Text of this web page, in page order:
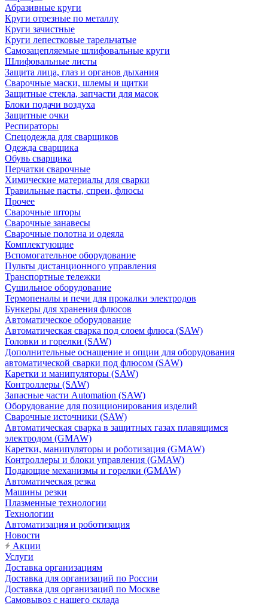
Абразивные круги
Круги отрезные по металлу
Круги зачистные
Круги лепестковые тарельчатые
Самозацепляемые шлифовальные круги
Шлифовальные листы
Защита лица, глаз и органов дыхания
Сварочные маски, шлемы и щитки
Защитные стекла, запчасти для масок
Блоки подачи воздуха
Защитные очки
Респираторы
Спецодежда для сварщиков
Одежда сварщика
Обувь сварщика
Перчатки сварочные
Химические материалы для сварки
Травильные пасты, спреи, флюсы
Прочее
Сварочные шторы
Сварочные занавесы
Сварочные полотна и одеяла
Комплектующие
Вспомогательное оборудование
Пульты дистанционного управления
Транспортные тележки
Сушильное оборудование
Термопеналы и печи для прокалки электродов
Бункеры для хранения флюсов
Автоматическое оборудование
Автоматическая сварка под слоем флюса (SAW)
Головки и горелки (SAW)
Дополнительные оснащение и опции для оборудования
автоматической сварки под флюсом (SAW)
Каретки и манипуляторы (SAW)
Контроллеры (SAW)
Запасные части Automation (SAW)
Оборудование для позиционирования изделий
Сварочные источники (SAW)
Автоматическая сварка в защитных газах плавящимся
электродом (GMAW)
Каретки, манипуляторы и роботизация (GMAW)
Контроллеры и блоки управления (GMAW)
Подающие механизмы и горелки (GMAW)
Автоматическая резка
Машины резки
Плазменные технологии
Технологии
Автоматизация и роботизация
Новости
Акции
Услуги
Доставка организациям
Доставка для организаций по России
Доставка для организаций по Москве
Самовывоз с нашего склада